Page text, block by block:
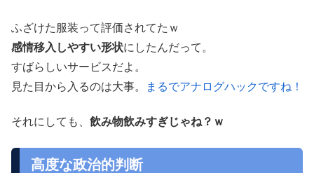
ふざけた服装って評価されてたｗ
感情移入しやすい形状にしたんだって。
すばらしいサービスだよ。
見た目から入るのは大事。
まるでアナログハックですね！
それにしても、 飲み物飲みすぎじゃね？ｗ
高度な政治的判断